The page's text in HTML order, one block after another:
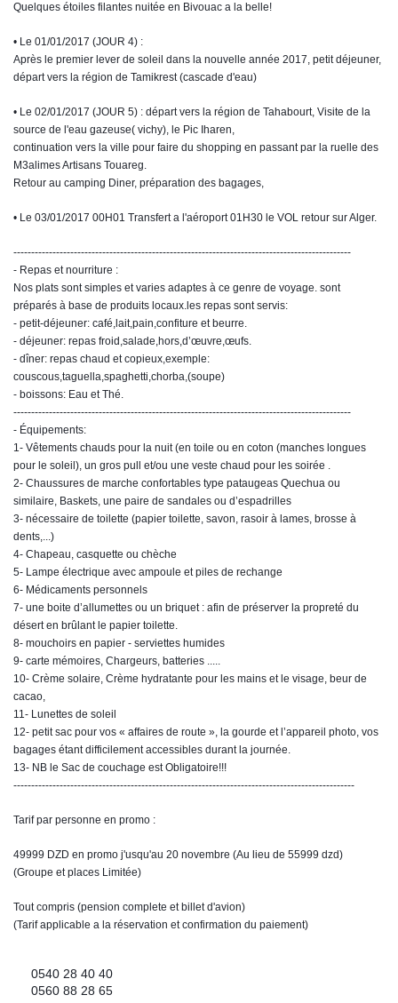
Quelques étoiles filantes nuitée en Bivouac a la belle!
• Le 01/01/2017 (JOUR 4) :
Après le premier lever de soleil dans la nouvelle année 2017, petit déjeuner,
départ vers la région de Tamikrest (cascade d'eau)
• Le 02/01/2017 (JOUR 5) : départ vers la région de Tahabourt, Visite de la
source de l'eau gazeuse( vichy), le Pic Iharen,
continuation vers la ville pour faire du shopping en passant par la ruelle des
M3alimes Artisans Touareg.
Retour au camping Diner, préparation des bagages,
• Le 03/01/2017 00H01 Transfert a l'aéroport 01H30 le VOL retour sur Alger.
-----------------------------------------------------------------------------------------------
- Repas et nourriture :
Nos plats sont simples et varies adaptes à ce genre de voyage. sont
préparés à base de produits locaux.les repas sont servis:
- petit-déjeuner: café,lait,pain,confiture et beurre.
- déjeuner: repas froid,salade,hors,d’œuvre,œufs.
- dîner: repas chaud et copieux,exemple:
couscous,taguella,spaghetti,chorba,(soupe)
- boissons: Eau et Thé.
-----------------------------------------------------------------------------------------------
- Équipements:
1- Vêtements chauds pour la nuit (en toile ou en coton (manches longues
pour le soleil), un gros pull et/ou une veste chaud pour les soirée .
2- Chaussures de marche confortables type pataugeas Quechua ou
similaire, Baskets, une paire de sandales ou d’espadrilles
3- nécessaire de toilette (papier toilette, savon, rasoir à lames, brosse à
dents,...)
4- Chapeau, casquette ou chèche
5- Lampe électrique avec ampoule et piles de rechange
6- Médicaments personnels
7- une boite d’allumettes ou un briquet : afin de préserver la propreté du
désert en brûlant le papier toilette.
8- mouchoirs en papier - serviettes humides
9- carte mémoires, Chargeurs, batteries .....
10- Crème solaire, Crème hydratante pour les mains et le visage, beur de
cacao,
11- Lunettes de soleil
12- petit sac pour vos « affaires de route », la gourde et l’appareil photo, vos
bagages étant difficilement accessibles durant la journée.
13- NB le Sac de couchage est Obligatoire!!!
------------------------------------------------------------------------------------------------
Tarif par personne en promo :
49999 DZD en promo j'usqu'au 20 novembre (Au lieu de 55999 dzd)
(Groupe et places Limitée)
Tout compris (pension complete et billet d'avion)
(Tarif applicable a la réservation et confirmation du paiement)
0540 28 40 40
0560 88 28 65